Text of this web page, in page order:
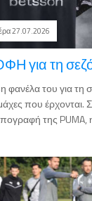
27.07.2026
για τη
του για τη
που έρχονται.
της PUMA,